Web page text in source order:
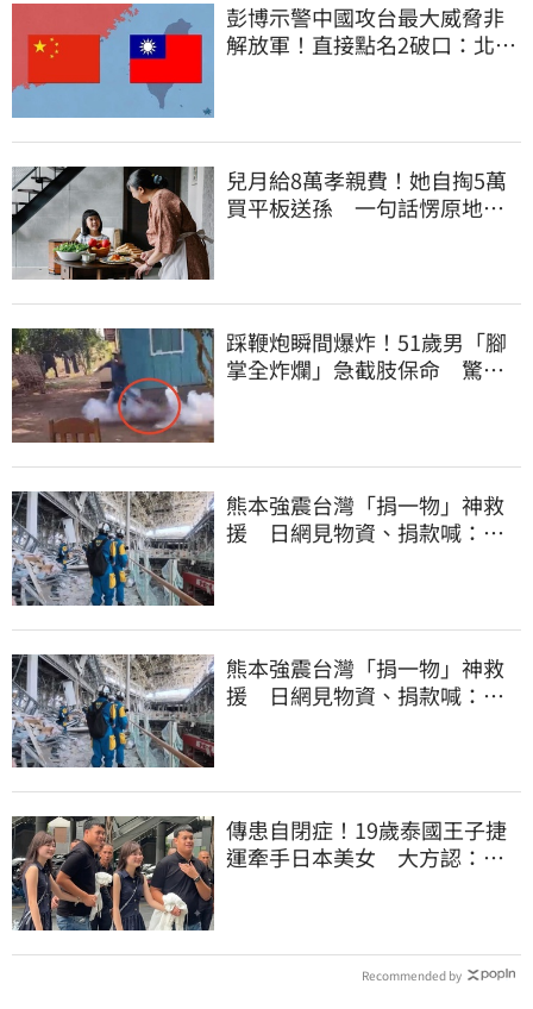
彭博示警中國攻台最大威脅非
解放軍！直接點名2破口：北京
兒月給8萬孝親費！她自掏5萬
買平板送孫 一句話愣原地
踩鞭炮瞬間爆炸！51歲男「腳
掌全炸爛」急截肢保命 驚悚
熊本強震台灣「捐一物」神救
援 日網見物資、捐款喊：比
熊本強震台灣「捐一物」神救
援 日網見物資、捐款喊：給
傳患自閉症！19歲泰國王子捷
運牽手日本美女 大方認：
Recommended by